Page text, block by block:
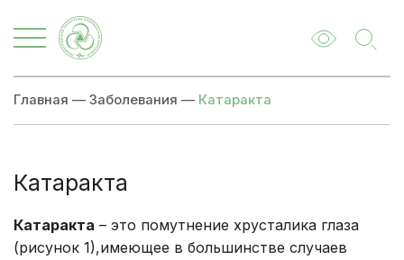
Главная — Заболевания — Катаракта
Катаракта
Катаракта – это помутнение хрусталика глаза
(рисунок 1),имеющее в большинстве случаев